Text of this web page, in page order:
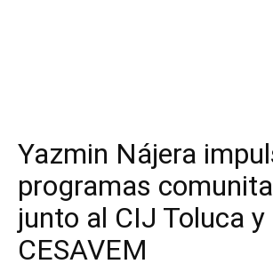
Yazmin Nájer a
programas
junto al CIJ Toluca y
CESAVEM